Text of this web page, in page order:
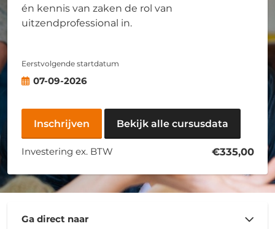
én kennis van zaken de rol van
uitzendprofessional in.
Eerstvolgende startdatum
07-09-2026
Inschrijven Bekijk alle cursusdata
Investering ex. BTW €335,00
Ga direct naar